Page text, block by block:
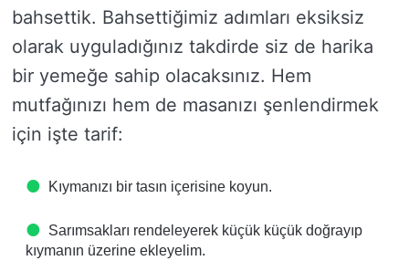
bahsettik. Bahsettiğimiz adımları eksiksiz
olarak uyguladığınız takdirde siz de harika
bir yemeğe sahip olacaksınız. Hem
mutfağınızı hem de masanızı şenlendirmek
için işte tarif:
Kıymanızı bir tasın içerisine koyun.
Sarımsakları rendeleyerek küçük küçük doğrayıp
kıymanın üzerine ekleyelim.